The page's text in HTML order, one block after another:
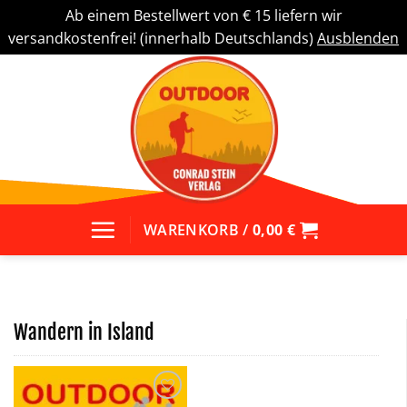
Ab einem Bestellwert von € 15 liefern wir
versandkostenfrei! (innerhalb Deutschlands) Ausblenden
WARENKORB / 0,00 €
Wandern in Island